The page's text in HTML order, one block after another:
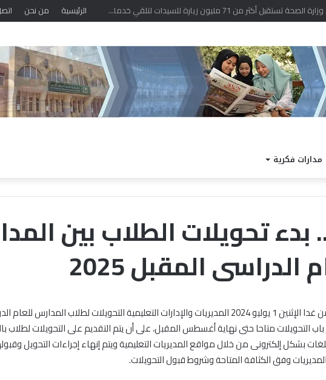
قد يترتب عليه أذى الناس الرئيسية من نحن
مدارات فكرية
بدء تحويلات الطلاب بين
الدراسى المقبل 2025
التحويلات متاحا حتى نهاية أغسطس المقبل، على أن يتم التقديم على التحويلات لطلاب
بشكل إلكترونى من خلال مواقع المديريات التعليمية ويتم إنهاء إجراءات التحويل
وفق الكثافة المتاحة وشروط قبول التحويلات.
شديد الحرارة
رطب نهارًا.. والعظمى بالقاهرة 36
السيرة
النبوية
الأزهر:
السيدة
سودة
بنت
زمعة
رضي
ملتقى السيرة النبوية بالجامع
الأزهر: السيدة سودة بنت زمعة رضي
الله عنها كانت سببا في التيسير على
نساء الأمة، وقدمت نموذجا خالدا
في الإنفاق في سبيل الله
يعتمد
نتيجة
الدور
الثاني
الخميس, 6 أغسطس 2026
الشيخ
الدور